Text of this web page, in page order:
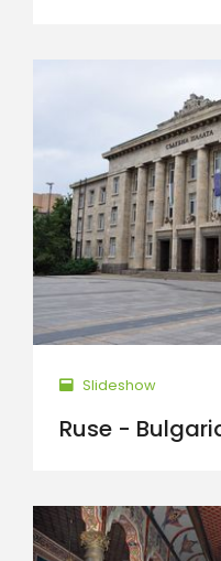
Slideshow
Ruse -